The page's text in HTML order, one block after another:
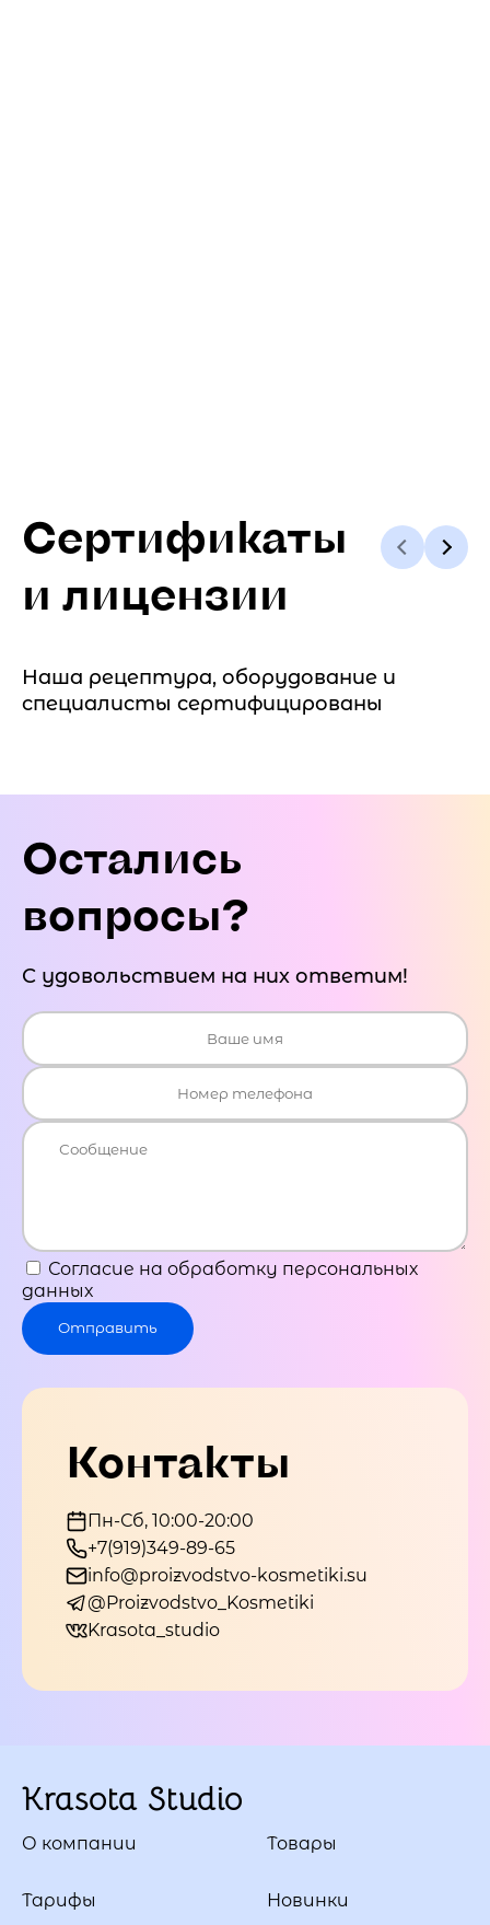
Сертификаты
и лицензии
Наша рецептура, оборудование и
специалисты сертифицированы
Остались
вопросы?
С удовольствием на них ответим!
Согласие на обработку персональных
данных
Отправить
Контакты
Пн-Сб, 10:00-20:00
+7(919)349-89-65
info@proizvodstvo-kosmetiki.su
@Proizvodstvo_Kosmetiki
Krasota_studio
Krasota Studio
О компании Товары
Тарифы Новинки